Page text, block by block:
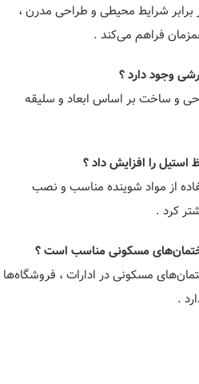
برابر شرایط محیطی و طراحی مدرن ،
فراهم می‌کند .
و ساخت بر اساس ابعاد و سلیقه
از مواد شوینده مناسب و نصب
کرد .
مسکونی در ادارات ، فروشگاه‌ها
.